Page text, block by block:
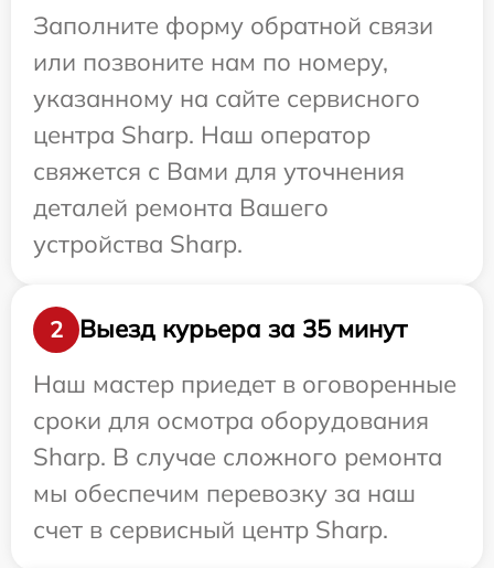
Заполните форму обратной связи
или позвоните нам по номеру,
указанному на сайте сервисного
центра Sharp. Наш оператор
свяжется с Вами для уточнения
деталей ремонта Вашего
устройства Sharp.
2
Выезд курьера за 35 минут
Наш мастер приедет в оговоренные
сроки для осмотра оборудования
Sharp. В случае сложного ремонта
мы обеспечим перевозку за наш
счет в сервисный центр Sharp.